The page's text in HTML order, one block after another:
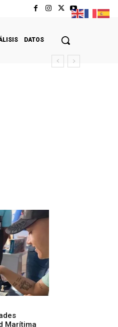
DATOS
Marítima